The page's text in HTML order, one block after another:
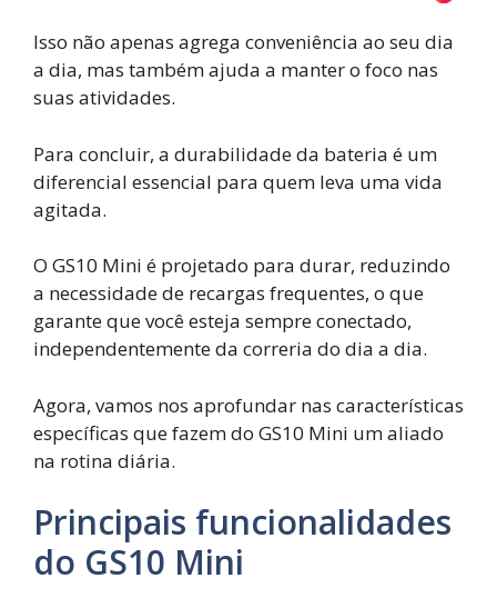
Isso não apenas agrega conveniência ao seu dia
a dia, mas também ajuda a manter o foco nas
suas atividades.
Para concluir, a durabilidade da bateria é um
diferencial essencial para quem leva uma vida
agitada.
O GS10 Mini é projetado para durar, reduzindo
a necessidade de recargas frequentes, o que
garante que você esteja sempre conectado,
independentemente da correria do dia a dia.
Agora, vamos nos aprofundar nas características
específicas que fazem do GS10 Mini um aliado
na rotina diária.
Principais funcionalidades
do GS10 Mini